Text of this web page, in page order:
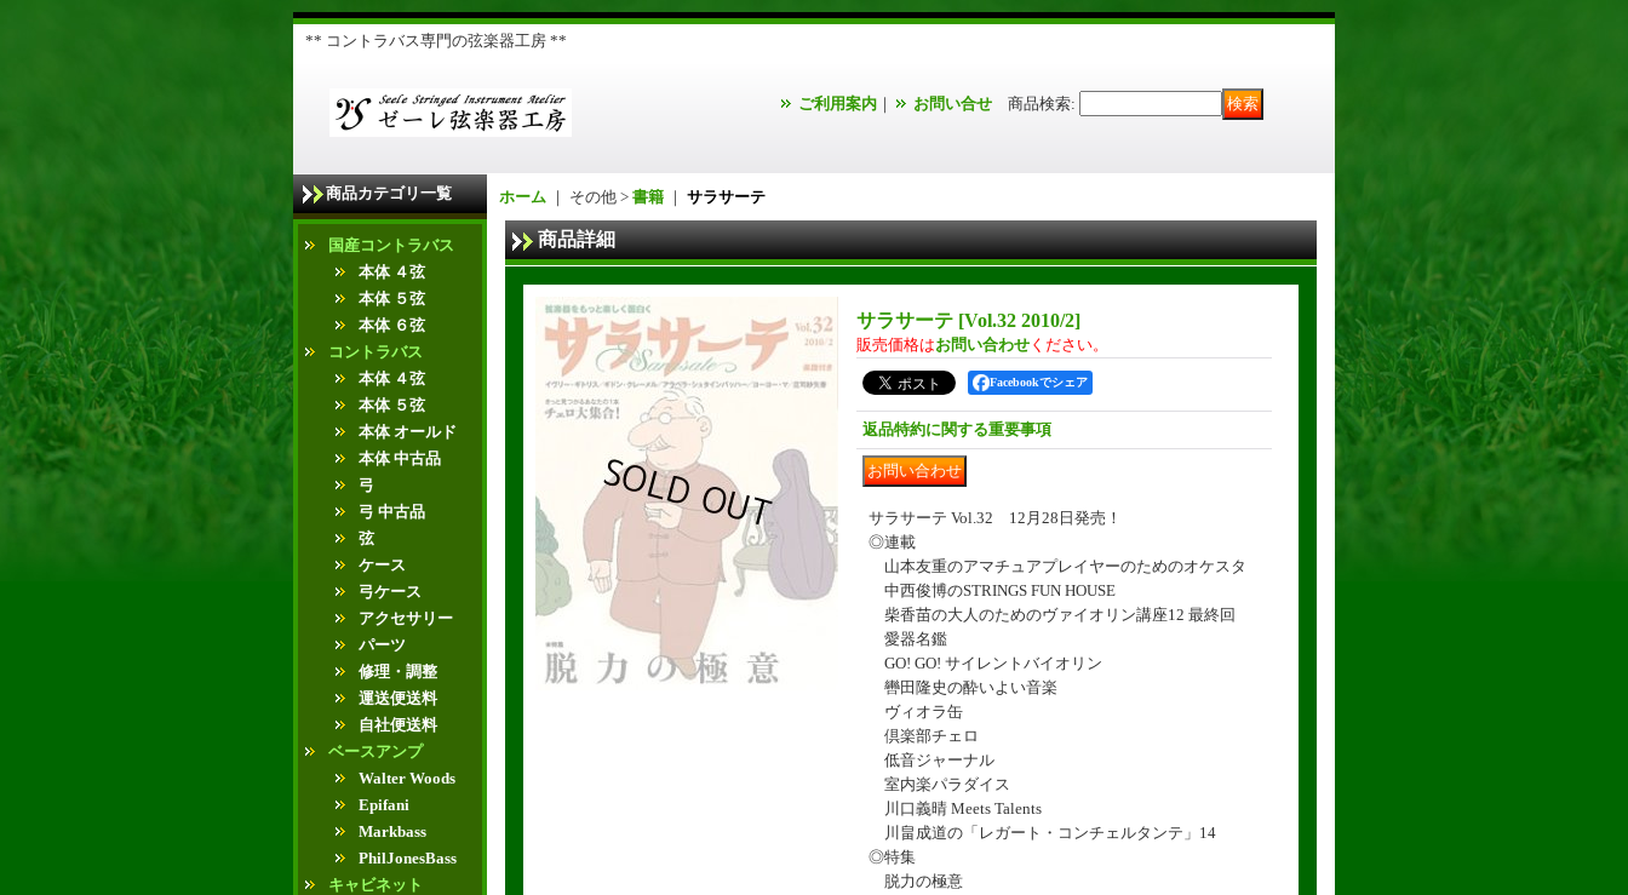
** コントラバス専門の弦楽器工房 **
ご利用案内 ｜ お問い合せ 商品検索:
商品カテゴリ一覧
国産コントラバス
本体 ４弦
本体 ５弦
本体 ６弦
コントラバス
本体 ４弦
本体 ５弦
本体 オールド
本体 中古品
弓
弓 中古品
弦
ケース
弓ケース
アクセサリー
パーツ
修理・調整
運送便送料
自社便送料
ベースアンプ
Walter Woods
Epifani
Markbass
PhilJonesBass
キャビネット
ホーム ｜ その他 > 書籍 ｜ サラサーテ
商品詳細
サラサーテ [Vol.32 2010/2]
販売価格はお問い合わせ ください。
Facebookでシェア
返品特約に関する重要事項
サラサーテ Vol.32 12月28日発売！
◎連載
山本友重のアマチュアプレイヤーのためのオケスタ
中西俊博のSTRINGS FUN HOUSE
柴香苗の大人のためのヴァイオリン講座12 最終回
愛器名鑑
GO! GO! サイレントバイオリン
轡田隆史の酔いよい音楽
ヴィオラ缶
倶楽部チェロ
低音ジャーナル
室内楽パラダイス
川口義晴 Meets Talents
川畠成道の「レガート・コンチェルタンテ」14
◎特集
脱力の極意